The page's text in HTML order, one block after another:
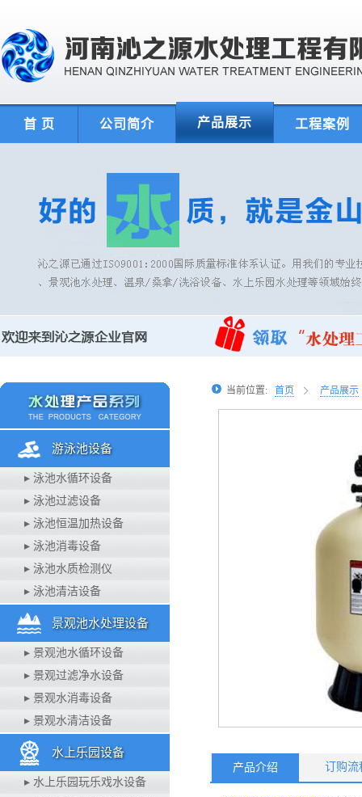
首 页 公司简介 产品展示 工程案例
游泳池设备
▸ 泳池水循环设备
▸ 泳池过滤设备
▸ 泳池恒温加热设备
▸ 泳池消毒设备
▸ 泳池水质检测仪
▸ 泳池清洁设备
景观池水处理设备
▸ 景观池水循环设备
▸ 景观过滤净水设备
▸ 景观水消毒设备
▸ 景观水清洁设备
水上乐园设备
▸ 水上乐园玩乐戏水设备
当前位置: 首页 产品展示
产品介绍 订购流